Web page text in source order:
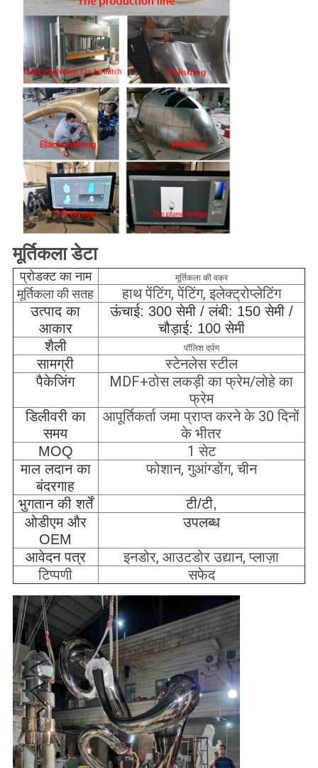
मूर्तिकला डेटा
प्रोडक्ट का नाम मूर्तिकला की वक्र
मूर्तिकला की सतह हाथ पेंटिंग, पेंटिंग, इलेक्ट्रोप्लेटिंग
उत्पाद का
आकार
ऊंचाई: 300 सेमी / लंबी: 150 सेमी /
चौड़ाई: 100 सेमी
शैली
पॉलिश दर्पण
सामग्री स्टेनलेस स्टील
पैकेजिंग
MDF+ठोस लकड़ी का फ्रेम/लोहे का
फ्रेम
डिलीवरी का
समय
आपूर्तिकर्ता जमा प्राप्त करने के 30 दिनों
के भीतर
MOQ 1 सेट
माल लदान का
बंदरगाह
फोशान, गुआंग्डोंग, चीन
भुगतान की शर्तें
टी/टी,
ओडीएम और
OEM
उपलब्ध
आवेदन पत्र
इनडोर, आउटडोर उद्यान, प्लाज़ा
टिप्पणी
सफेद